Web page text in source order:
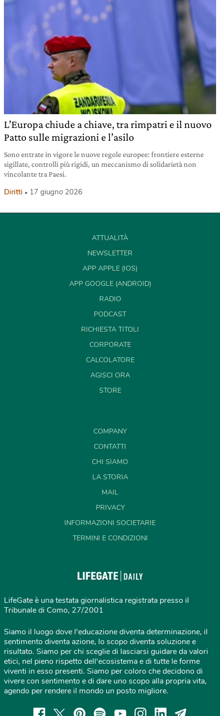
L’Europa chiude a chiave, tra rimpatri e il nuovo
Patto sulle migrazioni e l’asilo
Sono entrate in vigore le nuove regole europee: frontiere esterne
sigillate, controlli più rigidi, un meccanismo di solidarietà non
vincolante tra Paesi.
Diritti 17 giugno 2026
ATTUALITÀ
NEWSLETTER
APP APPLE (IOS)
APP GOOGLE (ANDROID)
RADIO
PODCAST
RICHIESTA TITOLI
CORPORATE
CALCOLATORE
AGISCI ORA
STORE
COMPANY
CONTATTI
CHI SIAMO
LA STORIA
MAIL
PRIVACY
INFORMAZIONI SOCIETARIE
TERMINI E CONDIZIONI
LifeGate è una testata giornalistica registrata presso il
Tribunale di Como, 27/2001
Siamo il luogo dove l'educazione diventa determinazione, il
sentimento diventa azione, lo scopo diventa soluzione e
risultato. Siamo per chi sceglie di lasciarsi guidare da valori
etici, nel pieno rispetto dell'ecosistema e di tutte le forme
viventi in esso presenti. Siamo per coloro che decidono di
vivere con sentimento e di dare uno scopo alla propria vita,
agendo per rendere il mondo un posto migliore.